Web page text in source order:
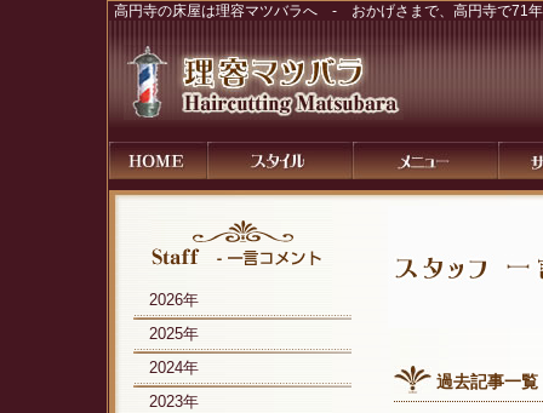
高円寺の床屋は理容マツバラへ - おかげさまで、高円寺で71
過去記事一覧
2026年
2025年
2024年
2023年